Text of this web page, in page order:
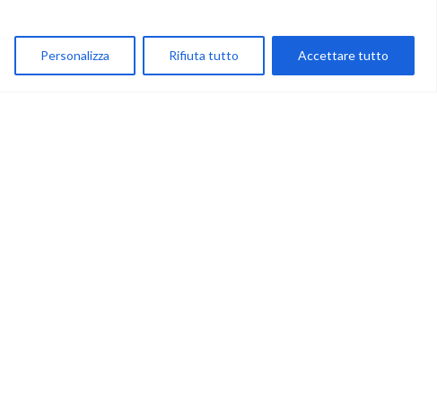
Personalizza Rifiuta tutto Accettare tutto
My Account
Carrello